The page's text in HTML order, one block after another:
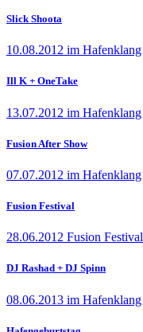
Slick Shoota
10.08.2012 im Hafenklang
Ill K + OneTake
13.07.2012 im Hafenklang
Fusion After Show
07.07.2012 im Hafenklang
Fusion Festival
28.06.2012 Fusion Festival
DJ Rashad + DJ Spinn
08.06.2013 im Hafenklang